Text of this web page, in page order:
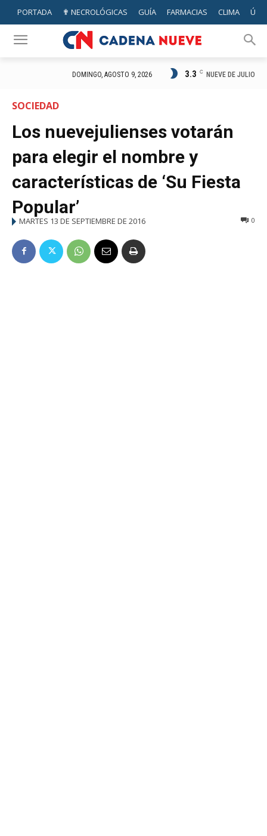
PORTADA ✟ NECROLÓGICAS GUÍA FARMACIAS CLIMA
DOMINGO, AGOSTO 9, 2026 3.3 C NUEVE DE JULIO
SOCIEDAD
Los nuevejulienses votarán
para elegir el nombre y
características de ‘Su Fiesta
Popular’
MARTES 13 DE SEPTIEMBRE DE 2016 0